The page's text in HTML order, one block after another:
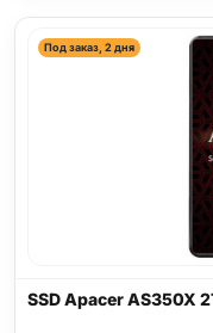
Под заказ, 2 дня
SSD Apacer AS350X